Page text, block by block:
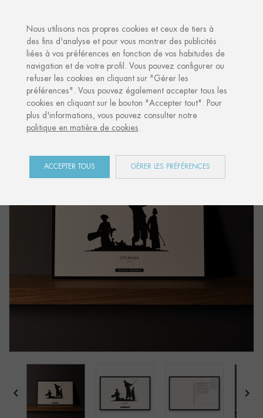
Côte Basque Carte Postale "GOLF"
 
Nous utilisons nos propres cookies et ceux de tiers à
des fins d'analyse et pour vous montrer des publicités
liées à vos préférences en fonction de vos habitudes de
navigation et de votre profil. Vous pouvez configurer ou
refuser les cookies en cliquant sur "Gérer les
préférences". Vous pouvez également accepter tous les
cookies en cliquant sur le bouton "Accepter tout". Pour
plus d'informations, vous pouvez consulter notre
politique en matière de cookies.
ACCEPTER TOUS GÉRER LES PRÉFÉRENCES